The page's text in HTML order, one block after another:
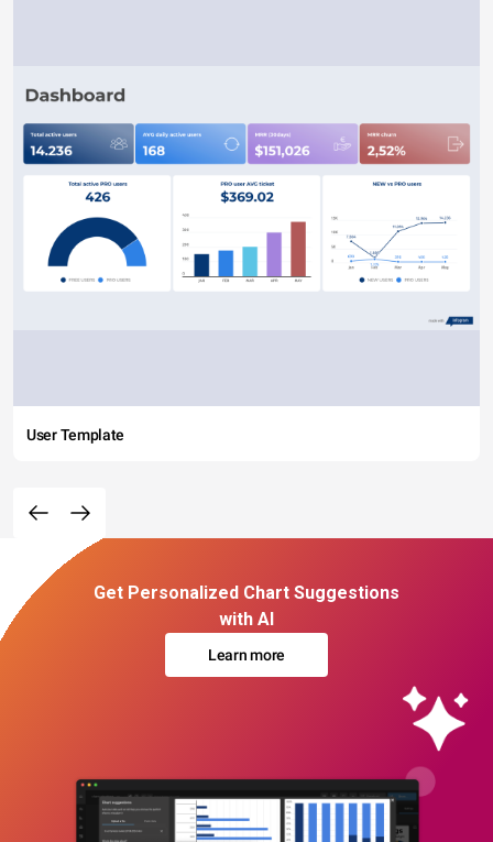
User Template
Get Personalized Chart Suggestions
with AI
Learn more